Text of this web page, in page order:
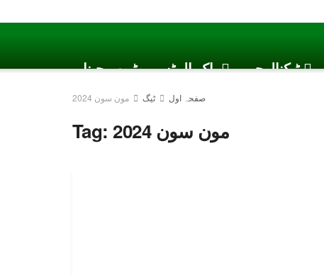
پاک الرٹس یوٹیوب چینل ٹیکنالوجی
صفحہ اول ٹیگ مون سون 2024
Tag: مون سون 2024